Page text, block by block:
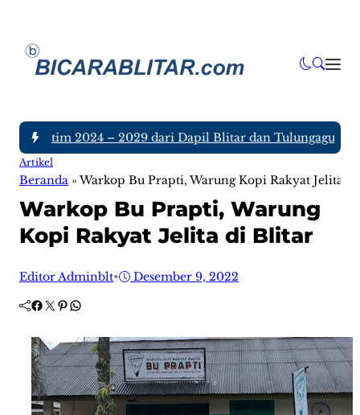
Jatim 2024 – 2029 dari Dapil Blitar dan Tulungagung,
Artikel
Beranda » Warkop Bu Prapti, Warung Kopi Rakyat Jelita
Warkop Bu Prapti, Warung
Kopi Rakyat Jelita di Blitar
Editor Adminblt• Desember 9, 2022
Facebook Twitter Pinterest WhatsApp